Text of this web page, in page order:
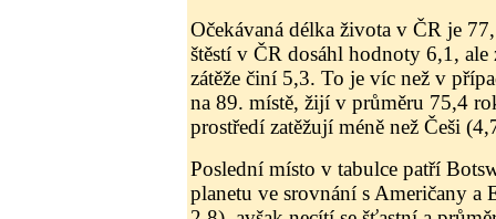
Očekávaná délka života v ČR je
štěstí v ČR dosáhl hodnoty 6,1,
zátěže činí 5,3. To je víc než v
na 89. místě, žijí v průměru 75,4
prostředí zatěžují méně než Češi
Poslední místo v tabulce patří
planetu ve srovnání s Američany a